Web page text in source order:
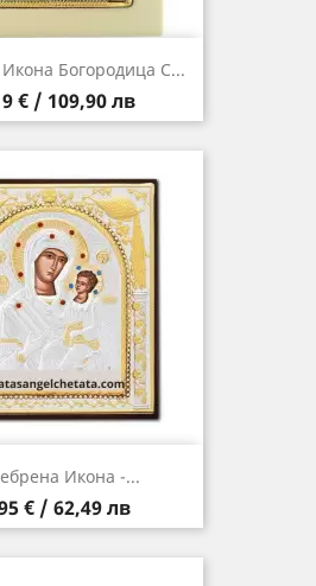
Богородица С...
€ / 109,90 лв
Икона -...
€ / 62,49 лв